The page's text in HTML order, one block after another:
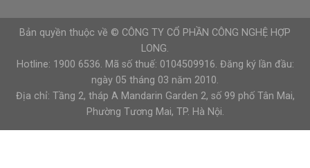
Bản quyền thuộc về © CÔNG TY CỔ PHẦN CÔNG NGHỆ HỢP
LONG.
Hotline: 1900 6536. Mã số thuế: 0104509916. Đăng ký lần đầu:
ngày 05 tháng 03 năm 2010.
Địa chỉ: Tầng 2, tháp A Mandarin Garden 2, số 99 phố Tân Mai,
Phường Tương Mai, TP. Hà Nội.